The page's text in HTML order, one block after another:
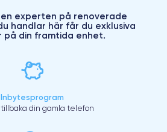
experten på renoverade
handlar här får du exklusiva
på din framtida enhet.
Inbytesprogram
tillbaka din gamla telefon